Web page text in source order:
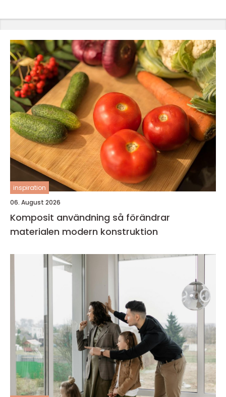
inspiration
06. August 2026
Komposit användning så förändrar
materialen modern konstruktion